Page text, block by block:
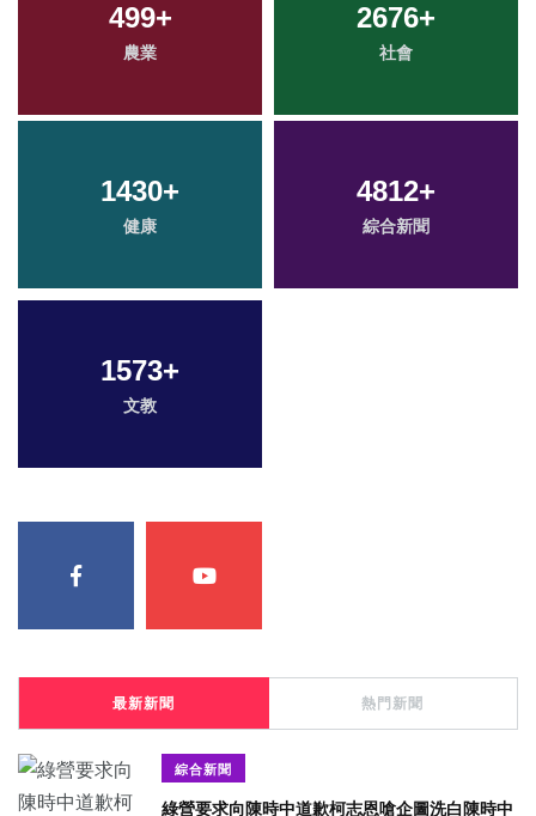
499+
農業
2676+
社會
1430+
健康
4812+
綜合新聞
1573+
文教
最新新聞 熱門新聞
綜合新聞
綠營要求向陳時中道歉柯志恩嗆企圖洗白陳時中